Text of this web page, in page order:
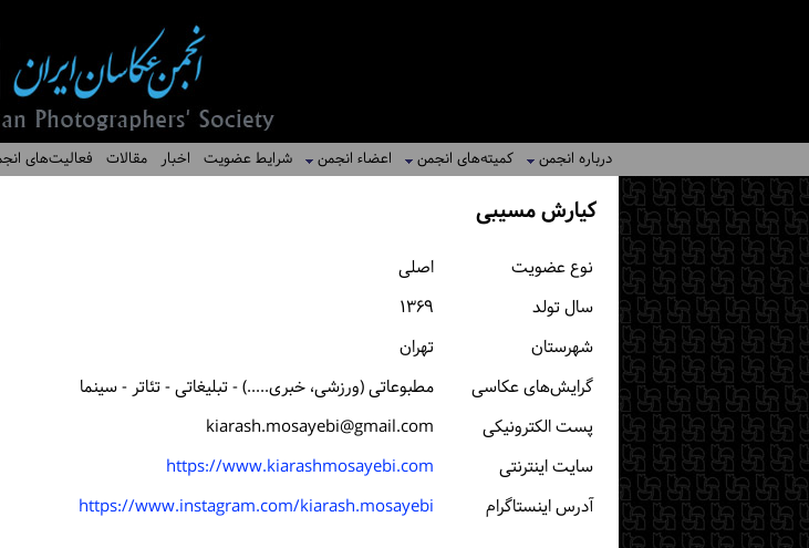
درباره انجمن کمیته‌های انجمن اعضاء انجمن شرایط عضویت اخبار مقالات فعالیت‌های
کیارش مسیبی
نوع عضویت
اصلی
سال تولد
۱۳۶۹
شهرستان
تهران
گرایش‌های عکاسی
مطبوعاتی (ورزشی، خبری.....) - تبلیغاتی - تئاتر - سینما
پست الكترونیكی
kiarash.mosayebi@gmail.com
سایت اینترنتی
https://www.kiarashmosayebi.com
آدرس اینستاگرام
https://www.instagram.com/kiarash.mosayebi